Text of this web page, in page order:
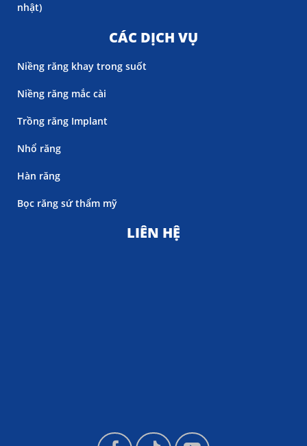
nhật)
CÁC DỊCH VỤ
Niềng răng khay trong suốt
Niềng răng mắc cài
Trồng răng Implant
Nhổ răng
Hàn răng
Bọc răng sứ thẩm mỹ
LIÊN HỆ